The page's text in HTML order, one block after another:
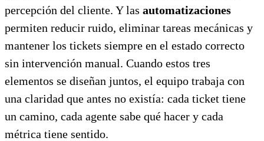
percepción del cliente. Y las automatizaciones
permiten reducir ruido, eliminar tareas mecánicas y
mantener los tickets siempre en el estado correcto
sin intervención manual. Cuando estos tres
elementos se diseñan juntos, el equipo trabaja con
una claridad que antes no existía: cada ticket tiene
un camino, cada agente sabe qué hacer y cada
métrica tiene sentido.